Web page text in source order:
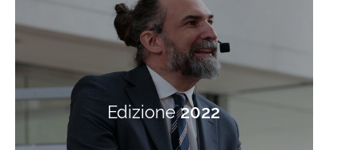
Edizione2022